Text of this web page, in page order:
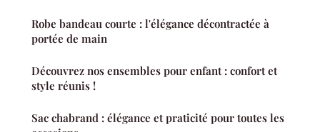
Robe bandeau courte : l'élégance décontractée à
portée de main
Découvrez nos ensembles pour enfant : confort et
style réunis !
Sac chabrand : élégance et praticité pour toutes les